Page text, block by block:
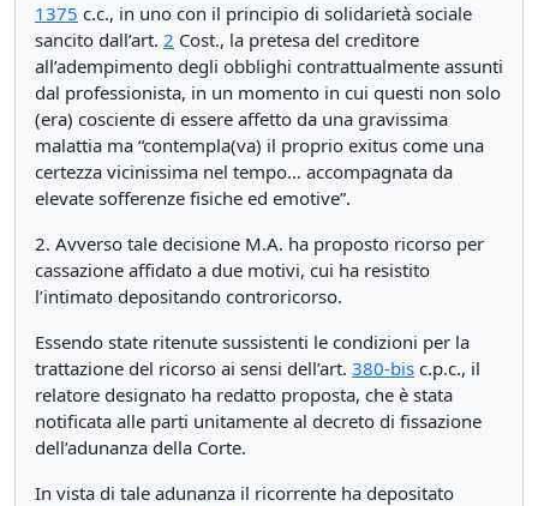
1375 c.c., in uno con il principio di solidarietà sociale
sancito dall’art. 2 Cost., la pretesa del creditore
all’adempimento degli obblighi contrattualmente assunti
dal professionista, in un momento in cui questi non solo
(era) cosciente di essere affetto da una gravissima
malattia ma “contempla(va) il proprio exitus come una
certezza vicinissima nel tempo… accompagnata da
elevate sofferenze fisiche ed emotive”.
2. Avverso tale decisione M.A. ha proposto ricorso per
cassazione affidato a due motivi, cui ha resistito
l’intimato depositando controricorso.
Essendo state ritenute sussistenti le condizioni per la
trattazione del ricorso ai sensi dell’art. 380-bis c.p.c., il
relatore designato ha redatto proposta, che è stata
notificata alle parti unitamente al decreto di fissazione
dell’adunanza della Corte.
In vista di tale adunanza il ricorrente ha depositato